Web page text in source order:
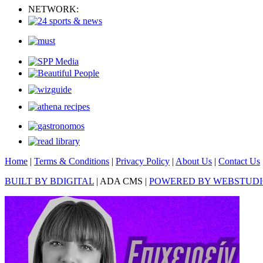
NETWORK:
Home | Terms & Conditions | Privacy Policy | About Us | Contact Us
BUILT BY BDIGITAL | ADA CMS | POWERED BY